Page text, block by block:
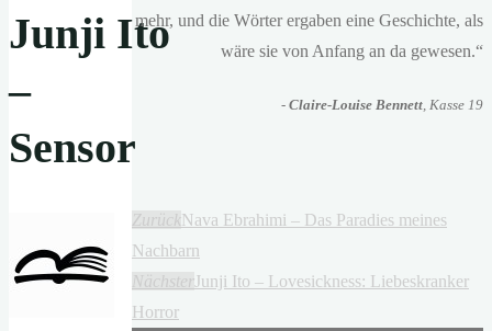
Junji Ito
–
Sensor
mehr, und die Wörter ergaben eine Geschichte, als
wäre sie von Anfang an da gewesen.“
- Claire-Louise Bennett, Kasse 19
ZurückNava Ebrahimi – Das Paradies meines
Nachbarn
NächsterJunji Ito – Lovesickness: Liebeskranker
Horror